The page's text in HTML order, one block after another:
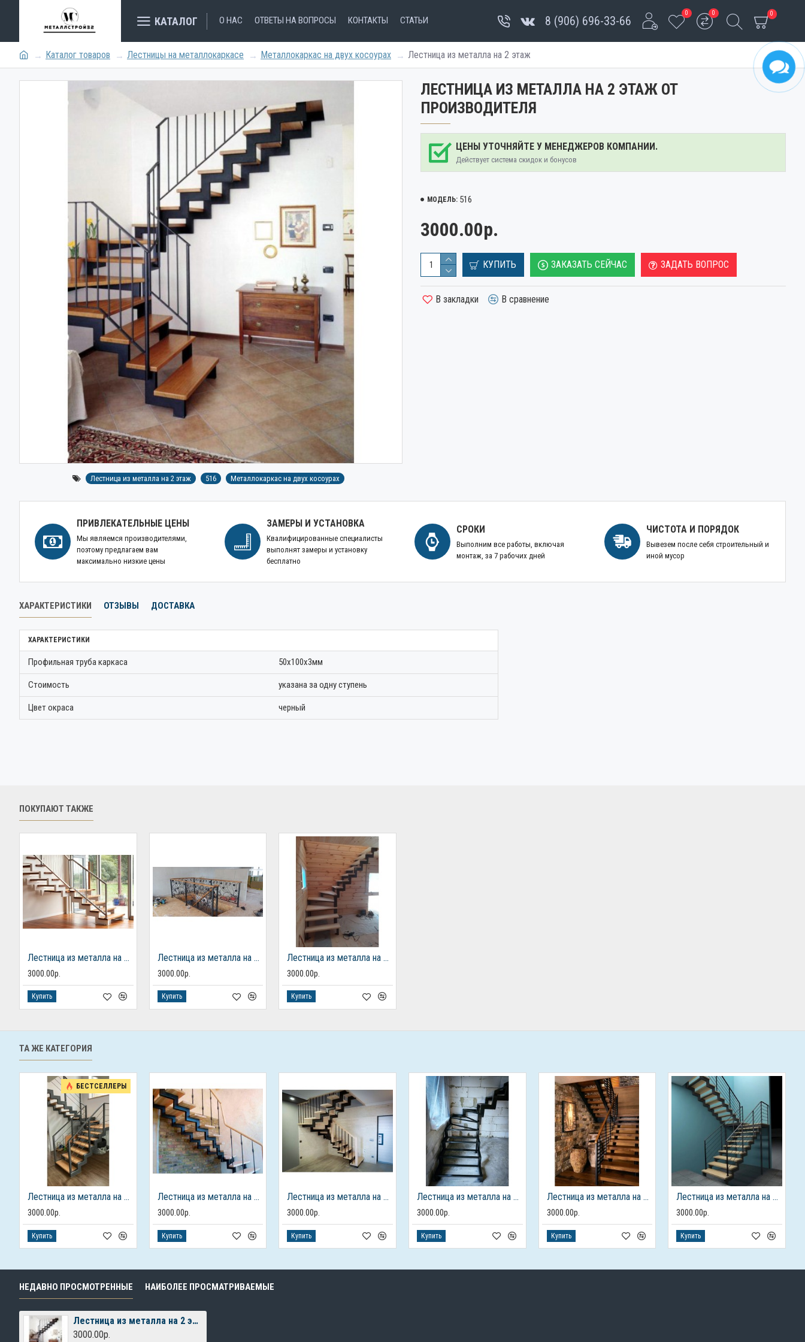
КАТАЛОГ О НАС ОТВЕТЫ НА ВОПРОСЫ КОНТАКТЫ СТАТЬИ 8 (906) 696-33-66
0 0 0
Каталог товаров Лестницы на металлокаркасе Металлокаркас на двух косоурах Лестница из металла на 2 этаж
Лестница из металла на 2 этаж 516 Металлокаркас на двух косоурах
ЛЕСТНИЦА ИЗ МЕТАЛЛА НА 2 ЭТАЖ ОТ
ПРОИЗВОДИТЕЛЯ
ЦЕНЫ УТОЧНЯЙТЕ У МЕНЕДЖЕРОВ КОМПАНИИ.
Действует система скидок и бонусов
МОДЕЛЬ: 516
3000.00р.
КУПИТЬ ЗАКАЗАТЬ СЕЙЧАС ЗАДАТЬ ВОПРОС
В закладки В сравнение
ПРИВЛЕКАТЕЛЬНЫЕ ЦЕНЫ
Мы являемся производителями,
поэтому предлагаем вам
максимально низкие цены
ЗАМЕРЫ И УСТАНОВКА
Квалифицированные специалисты
выполнят замеры и установку
бесплатно
СРОКИ
Выполним все работы, включая
монтаж, за 7 рабочих дней
ЧИСТОТА И ПОРЯДОК
Вывезем после себя строительный и
иной мусор
ХАРАКТЕРИСТИКИ ОТЗЫВЫ ДОСТАВКА
ХАРАКТЕРИСТИКИ
Профильная труба каркаса 50х100х3мм
Стоимость указана за одну ступень
Цвет окраса черный
ПОКУПАЮТ ТАКЖЕ
Лестница из металла на 2 этаж
3000.00р.
Купить
Лестница из металла на 2 этаж
3000.00р.
Купить
Лестница из металла на 2 этаж
3000.00р.
Купить
ТА ЖЕ КАТЕГОРИЯ
БЕСТСЕЛЛЕРЫ
Лестница из металла на 2 этаж
3000.00р.
Купить
Лестница из металла на 2 этаж
3000.00р.
Купить
Лестница из металла на 2 этаж
3000.00р.
Купить
Лестница из металла на 2 этаж
3000.00р.
Купить
Лестница из металла на 2 этаж
3000.00р.
Купить
Лестница из металла на 2 этаж
3000.00р.
Купить
НЕДАВНО ПРОСМОТРЕННЫЕ НАИБОЛЕЕ ПРОСМАТРИВАЕМЫЕ
Лестница из металла на 2 этаж
3000.00р.